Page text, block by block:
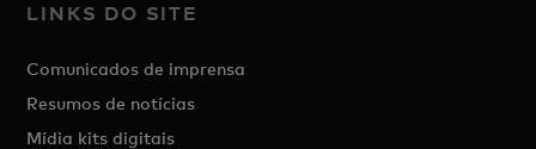
LINKS DO SITE
Comunicados de imprensa
Resumos de notícias
Mídia kits digitais